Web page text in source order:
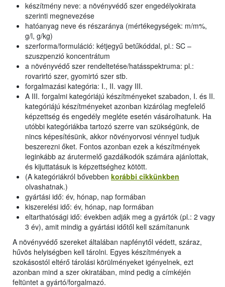
készítmény neve: a növényvédő szer engedélyokirata
szerinti megnevezése
hatóanyag neve és részaránya (mértékegységek: m/m%,
g/l, g/kg)
szerforma/formuláció: kétjegyű betűkóddal, pl.: SC –
szuszpenzió koncentrátum
a növényvédő szer rendeltetése/hatásspektruma: pl.:
rovarirtó szer, gyomirtó szer stb.
forgalmazási kategória: I., II. vagy III.
A III. forgalmi kategóriájú készítményeket szabadon, I. és II.
kategóriájú készítményeket azonban kizárólag megfelelő
képzettség és engedély megléte esetén vásárolhatunk. Ha
utóbbi kategóriákba tartozó szerre van szükségünk, de
nincs képesítésünk, akkor növényorvosi vénnyel tudjuk
beszerezni őket. Fontos azonban ezek a készítmények
leginkább az árutermelő gazdálkodók számára ajánlottak,
és kijuttatásuk is képzettséghez kötött.
(A kategóriákról bővebben korábbi cikkünkben
olvashatnak.)
gyártási idő: év, hónap, nap formában
kiszerelési idő: év, hónap, nap formában
eltarthatósági idő: években adják meg a gyártók (pl.: 2 vagy
3 év), amit mindig a gyártási időtől kell számítanunk
A növényvédő szereket általában napfénytől védett, száraz,
hűvös helyiségben kell tárolni. Egyes készítmények a
szokásostól eltérő tárolási körülményeket igényelnek, ezt
azonban mind a szer okiratában, mind pedig a címkéjén
feltüntet a gyártó/forgalmazó.